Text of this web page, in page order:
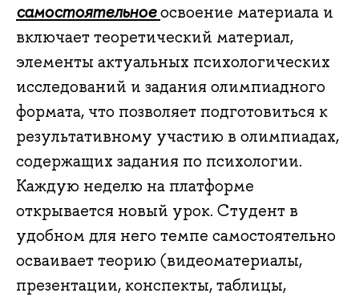
самостоятельноеосвоение материала и
включает теоретический материал,
элементы актуальных психологических
исследований и задания олимпиадного
формата, что позволяет подготовиться к
результативному участию в олимпиадах,
содержащих задания по психологии.
Каждую неделю на платформе
открывается новый урок. Студент в
удобном для него темпе самостоятельно
осваивает теорию (видеоматериалы,
презентации, конспекты, таблицы,